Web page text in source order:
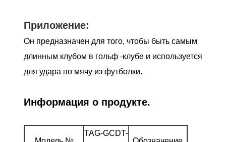
Приложение:
Он предназначен для того, чтобы быть самым
длинным клубом в гольф -клубе и используется
для удара по мячу из футболки.
Информация о продукте.
TAG-GCDT-